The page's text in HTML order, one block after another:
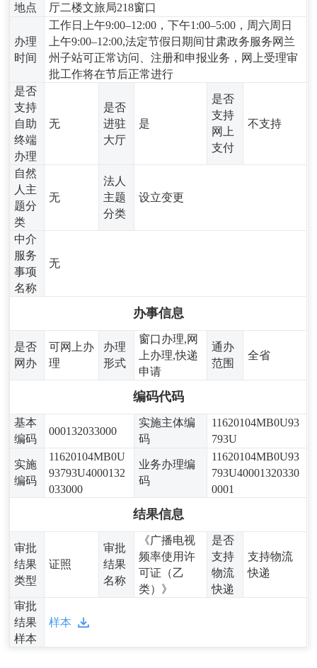
地点
厅二楼文旅局218窗口
办理
时间
工作日上午9:00–12:00，下午1:00–5:00，周六周日
上午9:00–12:00,法定节假日期间甘肃政务服务网兰
州子站可正常访问、注册和申报业务，网上受理审
批工作将在节后正常进行
是否
支持
自助
终端
办理
无
是否
进驻
大厅
是
是否
支持
网上
支付
不支持
自然
人主
题分
类
无
法人
主题
分类
设立变更
中介
服务
事项
名称
无
办事信息
是否
网办
可网上办
理
办理
形式
窗口办理,网
上办理,快递
申请
通办
范围
全省
编码代码
基本
编码
000132033000
实施主体编
码
11620104MB0U93
793U
实施
编码
11620104MB0U
93793U4000132
033000
业务办理编
码
11620104MB0U93
793U40001320330
0001
结果信息
审批
结果
类型
证照
审批
结果
名称
《广播电视
频率使用许
可证（乙
类）》
是否
支持
物流
快递
支持物流
快递
审批
结果
样本
样本